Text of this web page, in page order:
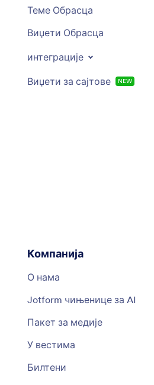
Теме Обрасца
Виџети Обрасца
интеграције
Виџети за сајтове NEW
Компанија
О нама
Jotform чињенице за AI
Пакет за медије
У вестима
Билтени